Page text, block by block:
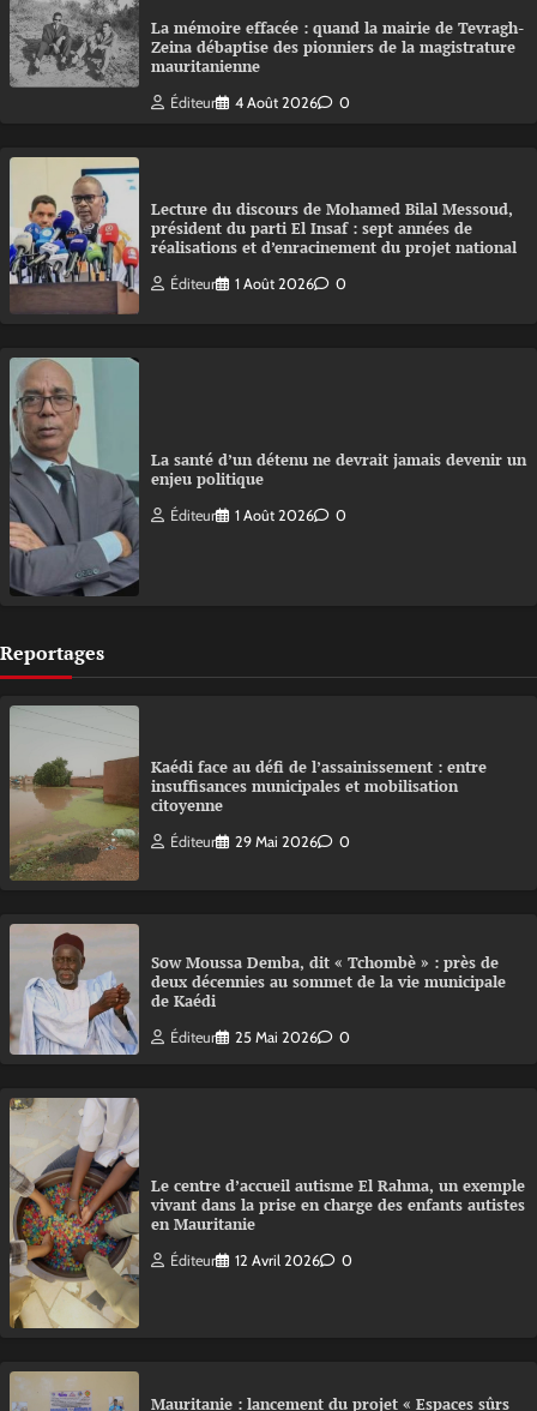
La mémoire effacée : quand la mairie de Tevragh-
Zeina débaptise des pionniers de la magistrature
mauritanienne
Éditeur 4 Août 2026 0
Lecture du discours de Mohamed Bilal Messoud,
président du parti El Insaf : sept années de
réalisations et d’enracinement du projet national
Éditeur 1 Août 2026 0
La santé d’un détenu ne devrait jamais devenir un
enjeu politique
Éditeur 1 Août 2026 0
Reportages
Kaédi face au défi de l’assainissement : entre
insuffisances municipales et mobilisation
citoyenne
Éditeur 29 Mai 2026 0
Sow Moussa Demba, dit « Tchombè » : près de
deux décennies au sommet de la vie municipale
de Kaédi
Éditeur 25 Mai 2026 0
Le centre d’accueil autisme El Rahma, un exemple
vivant dans la prise en charge des enfants autistes
en Mauritanie
Éditeur 12 Avril 2026 0
Mauritanie : lancement du projet « Espaces sûrs